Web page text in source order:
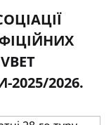
2025/2026.